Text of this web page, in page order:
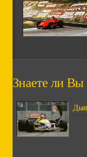
Знаете ли Вы